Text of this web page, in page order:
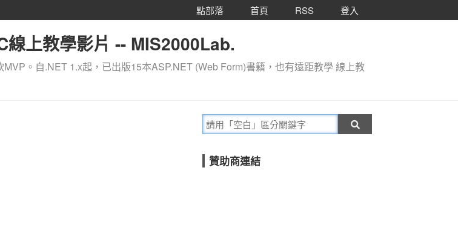
點部落 首頁 RSS 登入
上教學影片 -- MIS2000Lab.
。自.NET 1.x起，已出版15本ASP.NET (Web Form)書籍，也有遠距教學 線上教
贊助商連結